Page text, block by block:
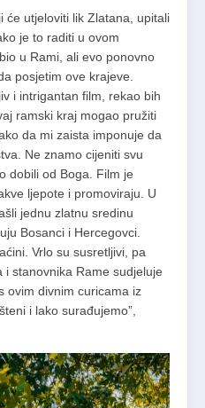
će utjeloviti lik Zlatana, upitali
je to raditi u ovom
u Rami, ali evo ponovno
posjetim ove krajeve.
i intrigantan film, rekao bih
ramski kraj mogao pružiti
da mi zaista imponuje da
Ne znamo cijeniti svu
dobili od Boga. Film je
ljepote i promoviraju. U
jednu zlatnu sredinu
Bosanci i Hercegovci.
Vrlo su susretljivi, pa
stanovnika Rame sudjeluje
ovim divnim curicama iz
i lako surađujemo”,